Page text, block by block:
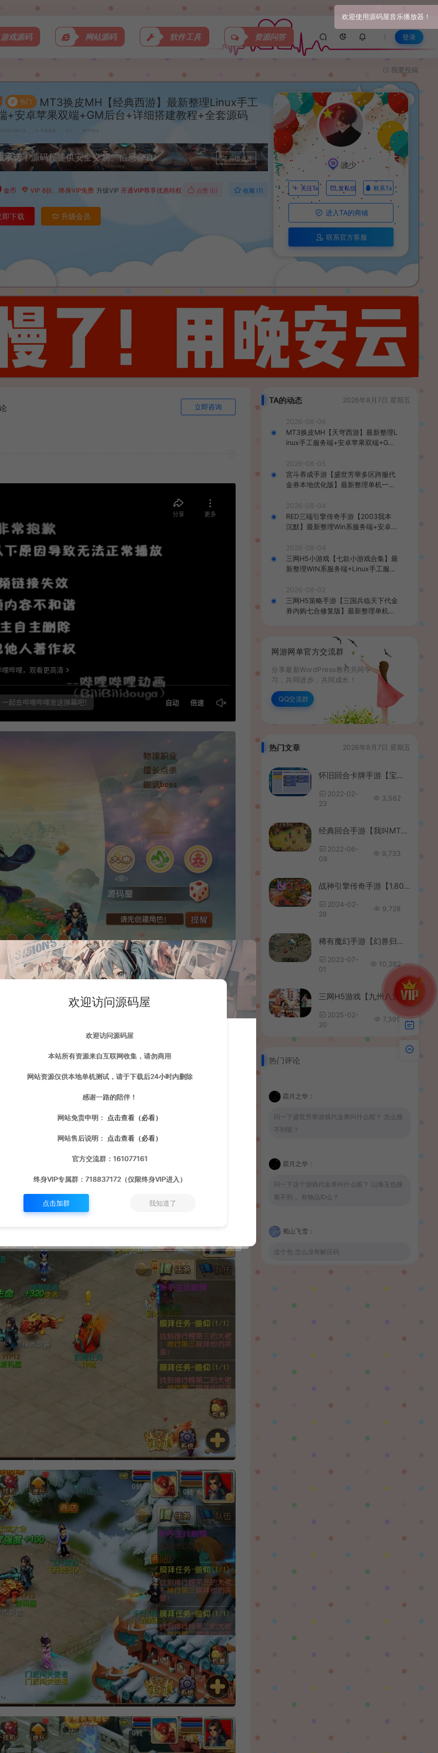
关于我们
游戏源码 网站源码 软件工具 资源问答 登录
我要投稿
# 热门
MT3换皮MH【经典西游】最新整理Linux手工
+安卓苹果双端+GM后台+详细搭建教程+全套源码
2023-04-13 手游资源 1 11,813
承诺丨源码屋提供安全交易、信息保真! 升级会员
金币 VIP 8折、终身VIP免费 升级VIP 开通VIP尊享优惠特权 点赞 (0) 收藏 (1)
即下载 升级会员
波少
关注Ta 发私信 联系Ta
进入TA的商铺
联系官方客服
立即咨询
TA的动态 2026年8月7日 星期五
2026-08-06
MT3换皮MH【天穹西游】最新整理L
inux手工服务端+安卓苹果双端+GM
教程
2026-08-05
宫斗养成手游【盛世芳華多区跨服代
金券本地优化版】最新整理单机一键
后台+安卓+详细搭建教程
2026-08-04
RED三端引擎传奇手游【2003我本
沉默】最新整理Win系服务端+安卓苹
2026-08-04
三网H5小游戏【七款小游戏合集】最
新整理WIN系服务端+Linux手工服务
2026-08-02
三网H5策略手游【三国兵临天下代金
券内购七合修复版】最新整理单机一
端+详细搭建教程+视频教程
网游网单官方交流群
分享最新WordPress教程共同学
习，共同进步，共同成长！
QQ交流群
热门文章 2026年8月7日 星期五
怀旧回合卡牌手游【宝可梦之萌妖出没多区】最新整理Linux多区手工服务端+Win系多区服务端+授权GM后台+开多区视频教程+详细搭建教程
2022-02-
23
3,562
经典回合手游【我叫MT3】最新整理Linux手工服务端+安卓苹果双端+GM后台+详细搭建教程
2022-06-
09
9,733
战神引擎传奇手游【1.80九天神皇白猪版】最新整理WIN系特色服务端+安卓苹果双端+GM授权后台+详细搭建教程
2024-02-
28
9,728
稀有魔幻手游【幻兽归来】最新整理Linux手工服务端+安卓苹果双端+解密工具+GM授权后台+详细搭建教程
2023-07-
01
10,282
三网H5游戏【九州八荒录2定制超变内购版】最新整理一键即玩镜像端+Linux手工服务端+转表工具+管理后台+GM加币授权后台+简易安卓客户端+详细搭建教程
2025-02-
20
7,395
热门评论
霜月之华：
问一下盛世芳華游戏代金券叫什么呢？ 怎么搜
不到呢？
霜月之华：
问一下这个游戏代金券叫什么呢？ 山海玉也搜
索不到， 有物品ID么？
蜀山飞雪：
这个包 怎么没有解压码
山海玉
欢迎访问源码屋
欢迎访问源码屋
本站所有资源来自互联网收集，请勿商用
网站资源仅供本地单机测试，请于下载后24小时内删除
感谢一路的陪伴！
网站免责申明： 点击查看（必看）
网站售后说明： 点击查看（必看）
官方交流群：161077161
终身VIP专属群：718837172（仅限终身VIP进入）
点击加群 我知道了